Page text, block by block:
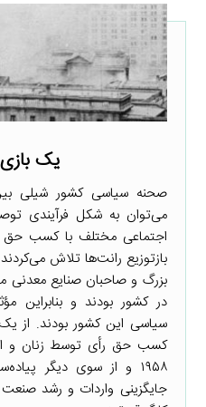
یک
می‌توان به شکل فرآیندی
اجتماعی مختلف با کسب حق
بازتوزیع رانت‌ها تلاش
بزرگ و صاحبان صنایع
در کشور بودند و بنابراین
سیاسی این کشور بودند. از
کسب حق رأی توسط زنان و
۱۹۵۸ و از سوی دیگر
جایگزینی واردات و رشد